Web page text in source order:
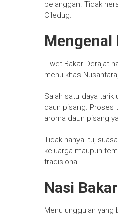
pelanggan. Tidak
Ciledug.
Mengenal
Liwet Bakar Derajat
menu khas
Salah satu daya
daun pisang. Proses
aroma daun pisang
Tidak hanya itu,
keluarga maupun
tradisional.
Nasi
Menu unggulan